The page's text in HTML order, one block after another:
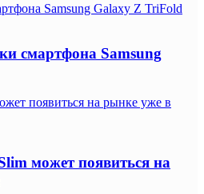
Samsung Galaxy Z TriFold
смартфона Samsung
появиться на рынке уже в
может появиться на